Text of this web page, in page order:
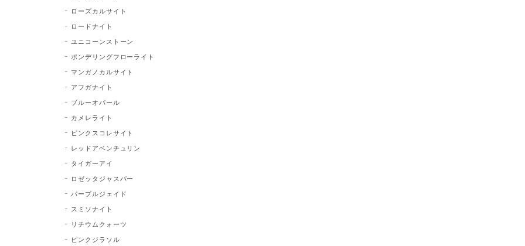
ローズカルサイト
ロードナイト
ユニコーンストーン
ポンデリングフローライト
マンガノカルサイト
アフガナイト
ブルーオパール
カメレライト
ピンクスコレサイト
レッドアベンチュリン
タイガーアイ
ロゼッタジャスパー
パープルジェイド
スミソナイト
リチウムクォーツ
ピンクジラソル